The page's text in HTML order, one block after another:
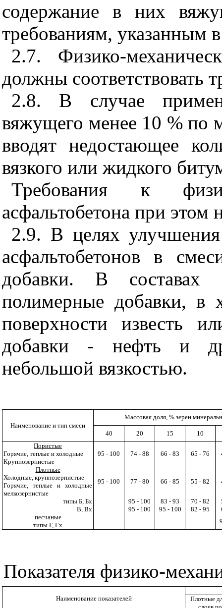
содержание в них
требованиям, указанным
2.7. Физико-
должны соответствовать
2.8. В случае
вяжущего менее 10 % по
вводят недостающее
вязкого или жидкого
Требования к
асфальтобетона при этом
2.9. В целях улучшения
асфальтобетонов в
добавки. В составах
полимерные добавки, в
поверхности известь
добавки - нефть и
небольшой вязкостью.
Наименование и тип смеси
Массовая доля, % зерен
40 20 15
10
Пористые
Горячие, теплые и холодные
Крупнозернистые
95 - 100 74 - 88 66 - 83 65 - 76
Плотные
Холодные, крупнозернистые
Горячие, теплые и холодные
мелкозернистые
95 - 100 77 - 80 66 - 85 55 - 82
типы Б, Бх 95 - 100 83 - 93 70 - 82
В, Вх
95 - 100 95 - 100 82 - 95
песчаные
типы Г, Гх
Показателя физико-
Наименование показателей
Плотные